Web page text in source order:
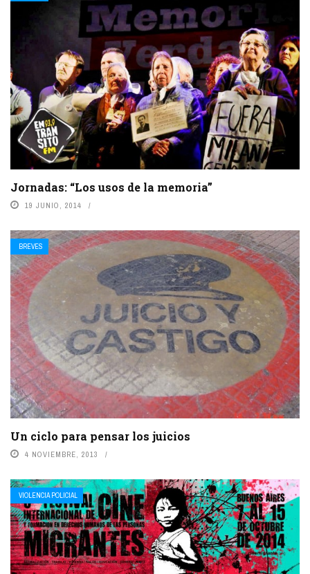
Jornadas: “Los usos de la memoria”
19 JUNIO, 2014
BREVES
Un ciclo para pensar los juicios
4 NOVIEMBRE, 2013
VIOLENCIA POLICIAL